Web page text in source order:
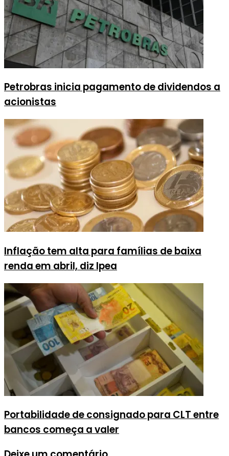
Petrobras inicia pagamento de dividendos a
acionistas
Inflação tem alta para famílias de baixa
renda em abril, diz Ipea
Portabilidade de consignado para CLT entre
bancos começa a valer